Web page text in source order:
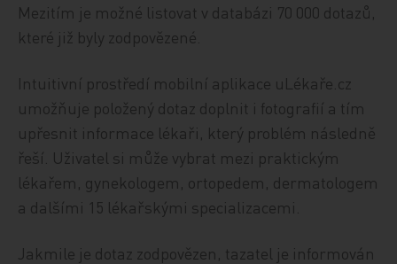
Mezitím je možné listovat v databázi 70 000 dotazů,
které již byly zodpovězené.
Intuitivní prostředí mobilní aplikace uLékaře.cz
umožňuje položený dotaz doplnit i fotografií a tím
upřesnit informace lékaři, který problém následně
řeší. Uživatel si může vybrat mezi praktickým
lékařem, gynekologem, ortopedem, dermatologem
a dalšími 15 lékařskými specializacemi.
Jakmile je dotaz zodpovězen, tazatel je informován